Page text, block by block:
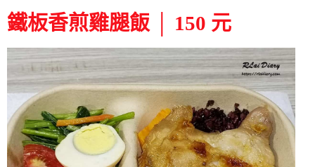
鐵板香煎雞腿飯 │ 150 元